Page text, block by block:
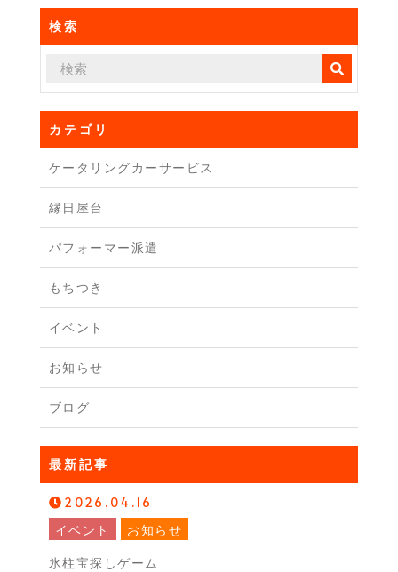
k
検索
カテゴリ
ケータリングカーサービス
縁日屋台
パフォーマー派遣
もちつき
イベント
お知らせ
ブログ
最新記事
2026.04.16
イベント お知らせ
氷柱宝探しゲーム